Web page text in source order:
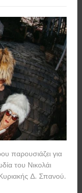
παρουσιάζει για
του Νικολάι
Δ. Σπανού.